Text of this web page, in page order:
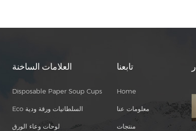
العلامات الساخنة
Disposable Paper Soup Cups
Eco السلطانيات ورقة ودية
لوحات وعاء الورق
تابعنا
Home
معلومات عنا
منتجات